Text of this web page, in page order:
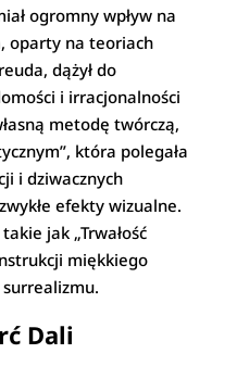
ogromny wpływ na
oparty na teoriach
dążył do
i irracjonalności
metodę twórczą,
która polegała
i dziwacznych
efekty wizualne.
jak „Trwałość
miękkiego
Dali